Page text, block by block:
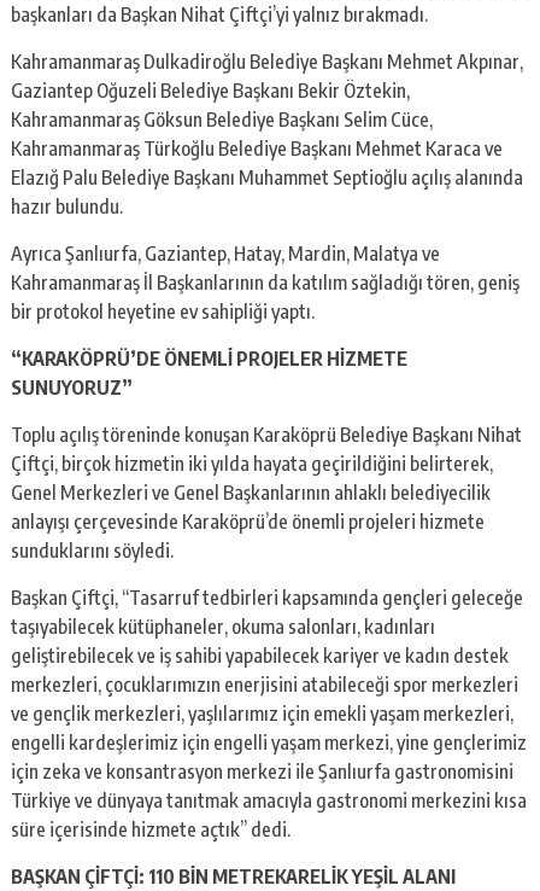
başkanları da Başkan Nihat Çiftçi’yi yalnız bırakmadı.
Kahramanmaraş Dulkadiroğlu Belediye Başkanı Mehmet Akpınar,
Gaziantep Oğuzeli Belediye Başkanı Bekir Öztekin,
Kahramanmaraş Göksun Belediye Başkanı Selim Cüce,
Kahramanmaraş Türkoğlu Belediye Başkanı Mehmet Karaca ve
Elazığ Palu Belediye Başkanı Muhammet Septioğlu açılış alanında
hazır bulundu.
Ayrıca Şanlıurfa, Gaziantep, Hatay, Mardin, Malatya ve
Kahramanmaraş İl Başkanlarının da katılım sağladığı tören, geniş
bir protokol heyetine ev sahipliği yaptı.
“KARAKÖPRÜ’DE ÖNEMLİ PROJELER HİZMETE
SUNUYORUZ”
Toplu açılış töreninde konuşan Karaköprü Belediye Başkanı Nihat
Çiftçi, birçok hizmetin iki yılda hayata geçirildiğini belirterek,
Genel Merkezleri ve Genel Başkanlarının ahlaklı belediyecilik
anlayışı çerçevesinde Karaköprü’de önemli projeleri hizmete
sunduklarını söyledi.
Başkan Çiftçi, “Tasarruf tedbirleri kapsamında gençleri geleceğe
taşıyabilecek kütüphaneler, okuma salonları, kadınları
geliştirebilecek ve iş sahibi yapabilecek kariyer ve kadın destek
merkezleri, çocuklarımızın enerjisini atabileceği spor merkezleri
ve gençlik merkezleri, yaşlılarımız için emekli yaşam merkezleri,
engelli kardeşlerimiz için engelli yaşam merkezi, yine gençlerimiz
için zeka ve konsantrasyon merkezi ile Şanlıurfa gastronomisini
Türkiye ve dünyaya tanıtmak amacıyla gastronomi merkezini kısa
süre içerisinde hizmete açtık” dedi.
BAŞKAN ÇİFTÇİ: 110 BİN METREKARELİK YEŞİL ALANI